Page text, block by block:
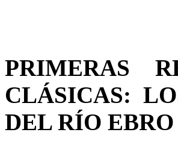
PRIMERAS
CLÁSICAS:
DEL RÍO EBRO